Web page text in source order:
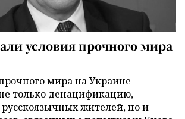
условия прочного мира
мира на Украине
только денацификацию,
жителей, но и